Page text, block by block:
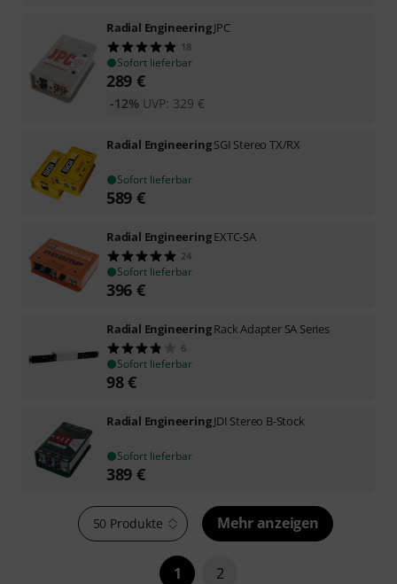
Radial EngineeringJPC
18
Sofort lieferbar
289 €
UVP: 329 €
-12%
Radial EngineeringSGI Stereo TX/RX
Sofort lieferbar
589 €
Radial EngineeringEXTC-SA
24
Sofort lieferbar
396 €
Radial EngineeringRack Adapter SA Series
6
Sofort lieferbar
98€
Radial EngineeringJDI Stereo B-Stock
Sofort lieferbar
389 €
50 Produkte Mehr anzeigen
1 2